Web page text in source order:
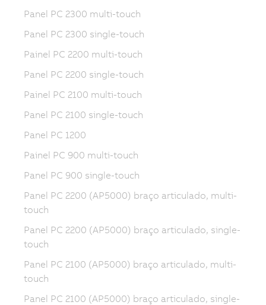
Panel PC 2300 multi-touch
Panel PC 2300 single-touch
Painel PC 2200 multi-touch
Panel PC 2200 single-touch
Painel PC 2100 multi-touch
Panel PC 2100 single-touch
Panel PC 1200
Painel PC 900 multi-touch
Panel PC 900 single-touch
Panel PC 2200 (AP5000) braço articulado, multi-
touch
Panel PC 2200 (AP5000) braço articulado, single-
touch
Panel PC 2100 (AP5000) braço articulado, multi-
touch
Panel PC 2100 (AP5000) braço articulado, single-